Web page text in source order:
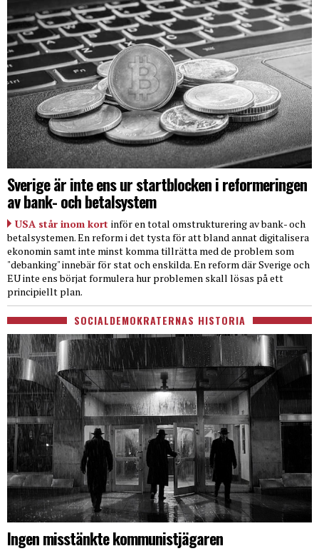
Sverige är inte ens ur startblocken i reformeringen
av bank- och betalsystem
USA står inom kort inför en total omstrukturering av bank- och
betalsystemen. En reform i det tysta för att bland annat digitalisera
ekonomin samt inte minst komma tillrätta med de problem som
"debanking" innebär för stat och enskilda. En reform där Sverige och
EU inte ens börjat formulera hur problemen skall lösas på ett
principiellt plan.
SOCIALDEMOKRATERNAS HISTORIA
Ingen misstänkte kommunistjägaren